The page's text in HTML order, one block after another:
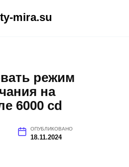
mira.su
режим
на
6000 cd
ОПУБЛИКОВАНО
18.11.2024